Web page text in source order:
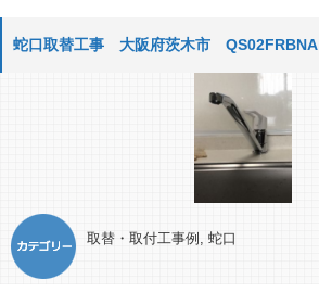
蛇口取替工事 大阪府茨木市 QS02FRBNA
取替・取付工事例 , 蛇口